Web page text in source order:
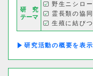
研 究
テーマ
野生ニシロ
霊長類の協
生殖に結び
研究活動の概要
生命科学部
生物地球学部